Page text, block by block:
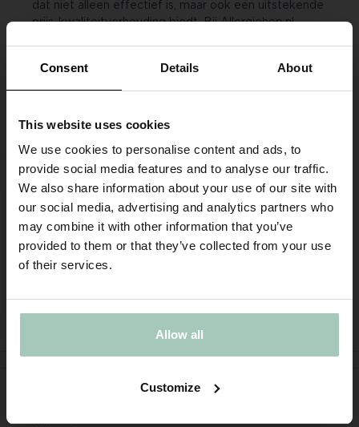
Consent Details About
This website uses cookies
We use cookies to personalise content and ads, to
provide social media features and to analyse our traffic.
We also share information about your use of our site with
our social media, advertising and analytics partners who
may combine it with other information that you’ve
provided to them or that they’ve collected from your use
of their services.
Allow all
Customize
dat niet alleen effectief is, maar ook een uitstekende
prijs-kwaliteitverhouding biedt. Bij Allergiehop.nl
artikelen zonder chemische toevoegingen, zodat u
met een gerust hart kunt slapen.
De Ring 5
5261 LM, Vught
RABONL2U
BTW:NL817279052.B01
Kamer van Koophandel:17198480
info@allergieshop.be
Ben je op de juiste plek?
Kies een winkel:
Nederland
België